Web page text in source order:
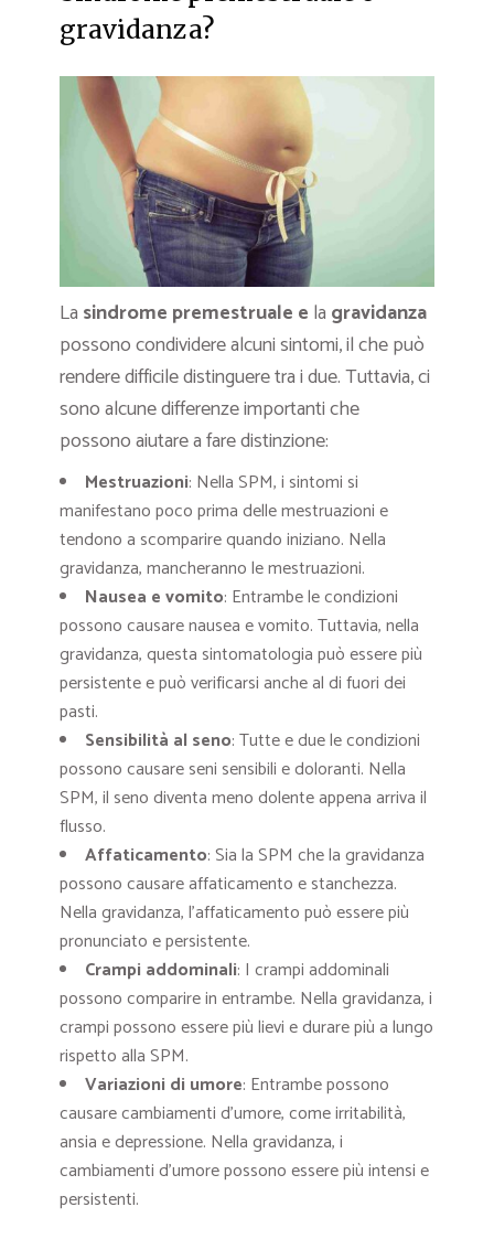
gravidanza?
La sindrome premestruale e la gravidanza
possono condividere alcuni sintomi, il che può
rendere difficile distinguere tra i due. Tuttavia, ci
sono alcune differenze importanti che
possono aiutare a fare distinzione:
Mestruazioni: Nella SPM, i sintomi si
manifestano poco prima delle mestruazioni e
tendono a scomparire quando iniziano. Nella
gravidanza, mancheranno le mestruazioni.
Nausea e vomito: Entrambe le condizioni
possono causare nausea e vomito. Tuttavia, nella
gravidanza, questa sintomatologia può essere più
persistente e può verificarsi anche al di fuori dei
pasti.
Sensibilità al seno: Tutte e due le condizioni
possono causare seni sensibili e doloranti. Nella
SPM, il seno diventa meno dolente appena arriva il
flusso.
Affaticamento: Sia la SPM che la gravidanza
possono causare affaticamento e stanchezza.
Nella gravidanza, l’affaticamento può essere più
pronunciato e persistente.
Crampi addominali: I crampi addominali
possono comparire in entrambe. Nella gravidanza, i
crampi possono essere più lievi e durare più a lungo
rispetto alla SPM.
Variazioni di umore: Entrambe possono
causare cambiamenti d’umore, come irritabilità,
ansia e depressione. Nella gravidanza, i
cambiamenti d’umore possono essere più intensi e
persistenti.